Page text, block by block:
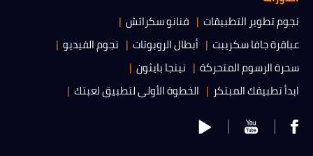
نجوم تطوير التطبيقات
فنانو سكراتش
عباقرة جافا سكريبت
أبطال الروبوتات
نجوم الفيديو
سحرة الرسوم المتحركة
نينجا بايثون
ابدأ تطبيقك المبتكر
الخطوة الأولى لتطبيق لعبتك